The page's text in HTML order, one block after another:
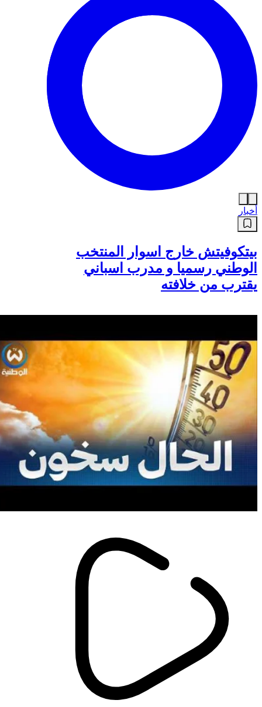
أخبار
بيتكوفيتش خارج اسوار المنتخب
الوطني رسميا و مدرب اسباني
يقترب من خلافته